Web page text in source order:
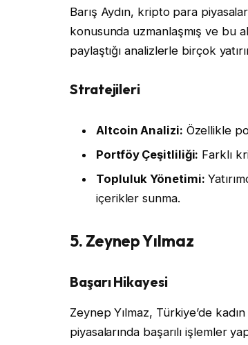
Barış Aydın, kripto para
konusunda uzmanlaşmış ve bu
paylaştığı analizlerle birçok
Stratejileri
Altcoin Analizi: Özellikle
Portföy Çeşitliliği: Farklı
Topluluk Yönetimi:
içerikler sunma.
5. Zeynep Yılmaz
Başarı Hikayesi
Zeynep Yılmaz, Türkiye’de
piyasalarında başarılı işlemler